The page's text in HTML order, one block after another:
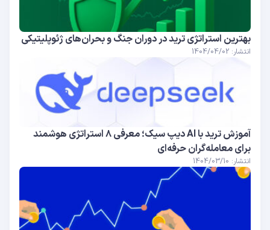
بهترین استراتژی ترید در دوران جنگ و بحران‌های ژئوپلیتیکی
انتشار: 1404/04/02
آموزش ترید با AI دیپ سیک؛ معرفی ۸ استراتژی هوشمند
برای معامله‌گران حرفه‌ای
انتشار: 1404/03/10